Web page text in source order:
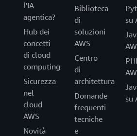
l'IA
agentica?
Hub dei
concetti
di cloud
computing
Sicurezza
nel
cloud
AWS
Novità
Biblioteca
di
soluzioni
AWS
Centro
di
architettura
Domande
frequenti
tecniche
e
su
su